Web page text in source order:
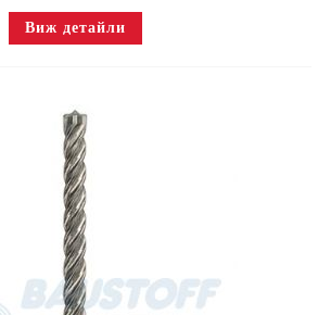
Виж детайли